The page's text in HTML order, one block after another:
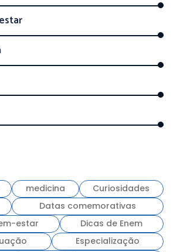
medicina
Curiosidades
Datas comemorativas
estar
Dicas de Enem
Especialização